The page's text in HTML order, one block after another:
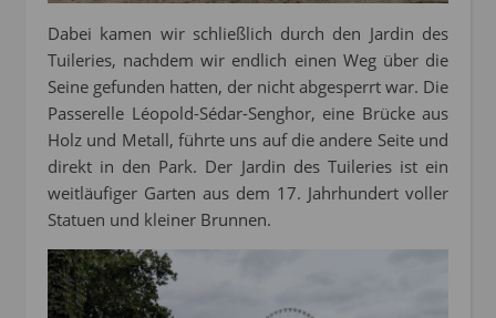
Dabei kamen wir schließlich durch den Jardin des
Tuileries, nachdem wir endlich einen Weg über die
Seine gefunden hatten, der nicht abgesperrt war. Die
Passerelle Léopold-Sédar-Senghor, eine Brücke aus
Holz und Metall, führte uns auf die andere Seite und
direkt in den Park. Der Jardin des Tuileries ist ein
weitläufiger Garten aus dem 17. Jahrhundert voller
Statuen und kleiner Brunnen.